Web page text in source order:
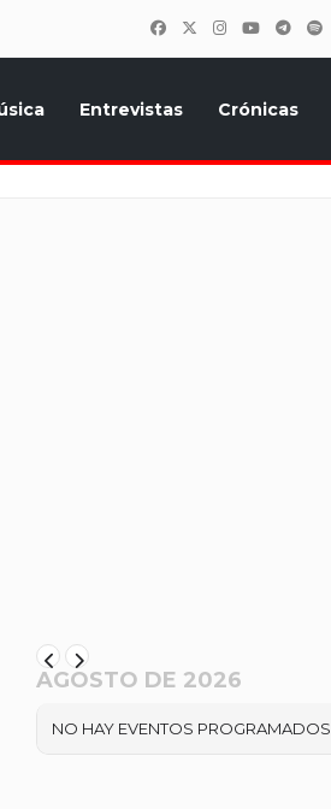
Entrevistas Crónicas
AGOSTO DE 2026
NO HAY EVENTOS PROGRAMADOS